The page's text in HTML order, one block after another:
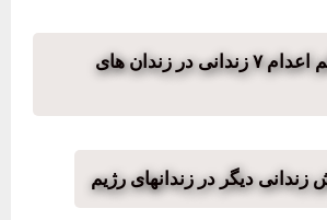
اجرای حکم اعدام ۷ زندانی در زندان های
دیگر در زندانهای رژیم